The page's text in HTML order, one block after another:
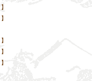
】
】
】
】
】